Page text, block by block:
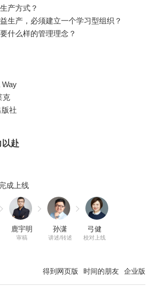
产方式？
生产，必须建立一个学习型组织？
什么样的管理理念？
Way
克
社
赴
鹿宇明
审稿
孙潇
讲述/转述
弓健
校对上线
得到网页版 时间的朋友 企业版